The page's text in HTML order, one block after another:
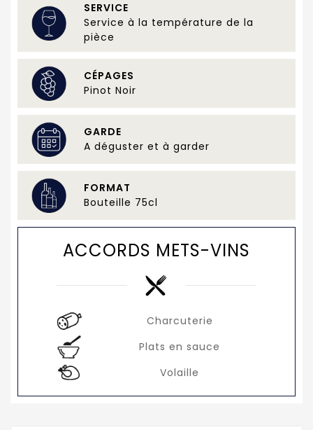
SERVICE
Service à la température de la
pièce
CÉPAGES
Pinot Noir
GARDE
A déguster et à garder
FORMAT
Bouteille 75cl
ACCORDS METS-VINS
Charcuterie
Plats en sauce
Volaille